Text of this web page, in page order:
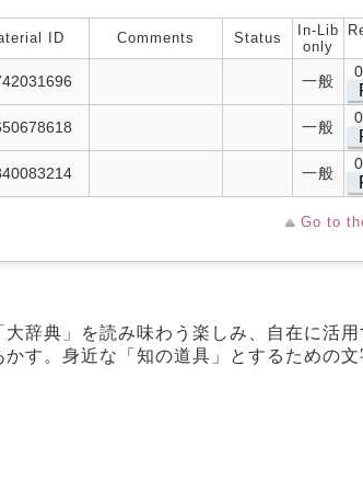
ID Comments Status
In-Lib
only
一般
一般
一般
Go to
辞典」を読み味わう楽しみ、自在に活用
す。身近な「知の道具」とするための文